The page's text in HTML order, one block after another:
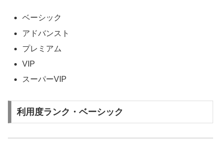
ベーシック
アドバンスト
プレミアム
VIP
スーパーVIP
利用度ランク・ベーシック